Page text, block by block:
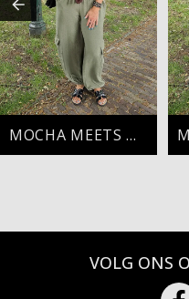
MOCHA MEETS OLIVE
VOLG ONS